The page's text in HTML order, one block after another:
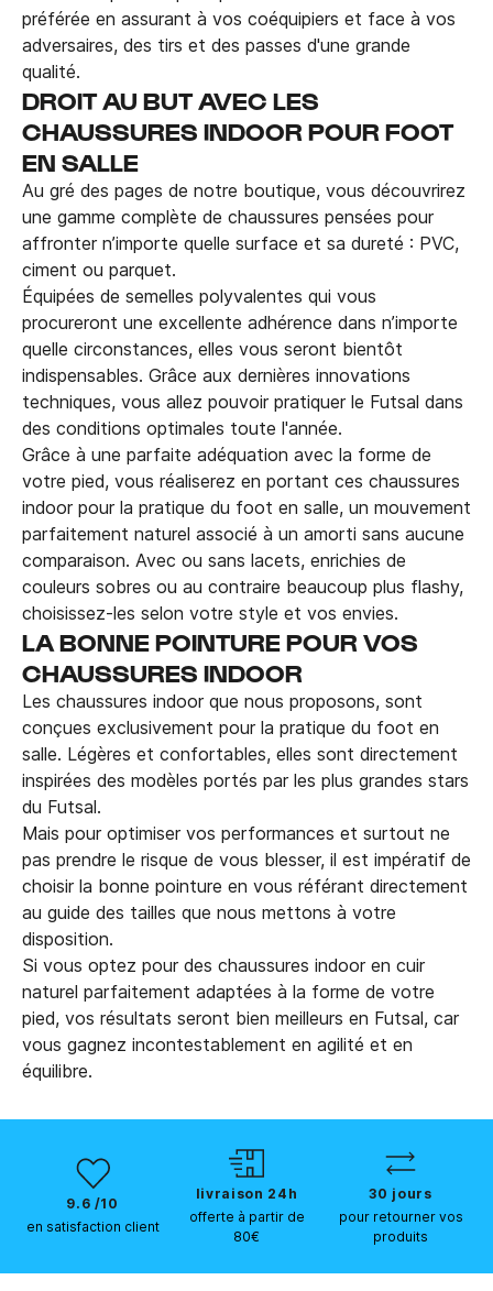
préférée en assurant à vos coéquipiers et face à vos
adversaires, des tirs et des passes d'une grande
qualité.
DROIT AU BUT AVEC LES
CHAUSSURES INDOOR POUR FOOT
EN SALLE
Au gré des pages de notre boutique, vous découvrirez
une gamme complète de chaussures pensées pour
affronter n’importe quelle surface et sa dureté : PVC,
ciment ou parquet.
Équipées de semelles polyvalentes qui vous
procureront une excellente adhérence dans n’importe
quelle circonstances, elles vous seront bientôt
indispensables. Grâce aux dernières innovations
techniques, vous allez pouvoir pratiquer le Futsal dans
des conditions optimales toute l'année.
Grâce à une parfaite adéquation avec la forme de
votre pied, vous réaliserez en portant ces chaussures
indoor pour la pratique du foot en salle, un mouvement
parfaitement naturel associé à un amorti sans aucune
comparaison. Avec ou sans lacets, enrichies de
couleurs sobres ou au contraire beaucoup plus flashy,
choisissez-les selon votre style et vos envies.
LA BONNE POINTURE POUR VOS
CHAUSSURES INDOOR
Les chaussures indoor que nous proposons, sont
conçues exclusivement pour la pratique du foot en
salle. Légères et confortables, elles sont directement
inspirées des modèles portés par les plus grandes stars
du Futsal.
Mais pour optimiser vos performances et surtout ne
pas prendre le risque de vous blesser, il est impératif de
choisir la bonne pointure en vous référant directement
au guide des tailles que nous mettons à votre
disposition.
Si vous optez pour des chaussures indoor en cuir
naturel parfaitement adaptées à la forme de votre
pied, vos résultats seront bien meilleurs en Futsal, car
vous gagnez incontestablement en agilité et en
équilibre.
9.6 /10
en satisfaction client
livraison 24h
offerte à partir de
80€
30 jours
pour retourner vos
produits